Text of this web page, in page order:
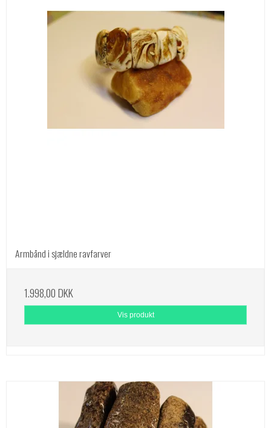
Armbånd i sjældne ravfarver
1.998,00 DKK
Vis produkt